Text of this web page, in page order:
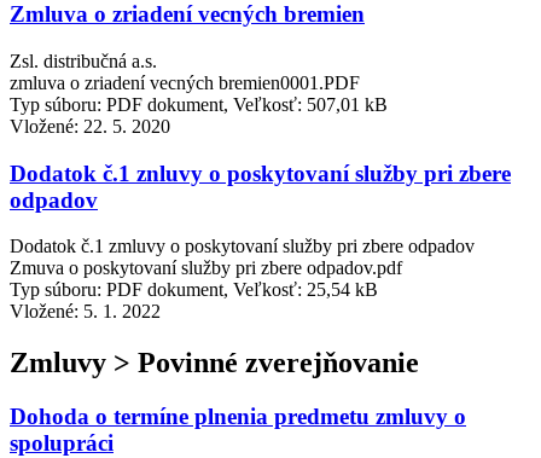
Zmluva o zriadení vecných bremien
Zsl. distribučná a.s.
zmluva o zriadení vecných bremien0001.PDF
Typ súboru: PDF dokument, Veľkosť: 507,01 kB
Vložené: 22. 5. 2020
Dodatok č.1 znluvy o poskytovaní služby pri zbere
odpadov
Dodatok č.1 zmluvy o poskytovaní služby pri zbere odpadov
Zmuva o poskytovaní služby pri zbere odpadov.pdf
Typ súboru: PDF dokument, Veľkosť: 25,54 kB
Vložené: 5. 1. 2022
Zmluvy > Povinné zverejňovanie
Dohoda o termíne plnenia predmetu zmluvy o
spolupráci